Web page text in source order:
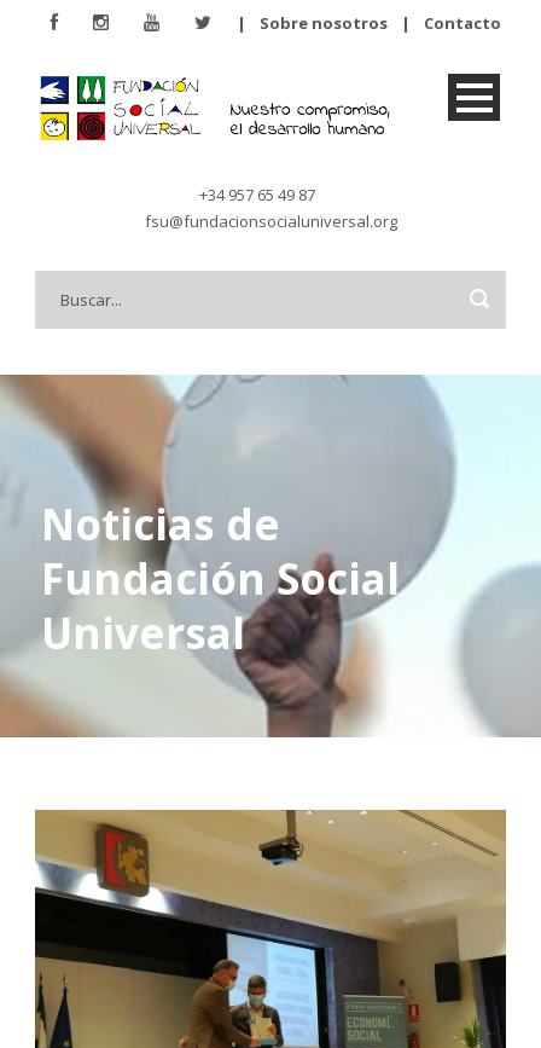
| Sobre nosotros | Contacto
+34 957 65 49 87
fsu@fundacionsocialuniversal.org
Noticias de
Fundación Social
Universal